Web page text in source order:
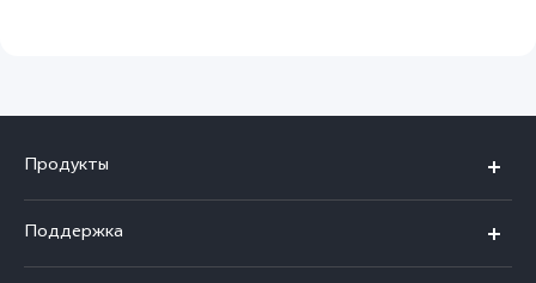
Продукты
V50 Lite
Поддержка